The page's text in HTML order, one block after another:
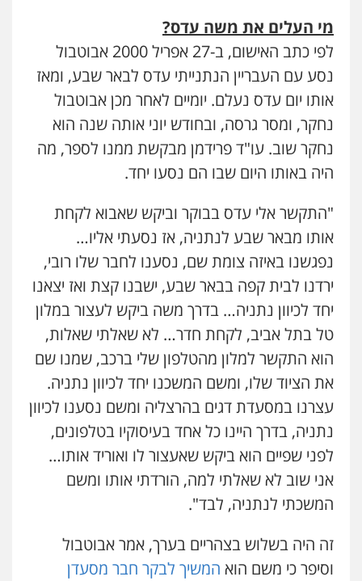
עו"ד רועי אטיאס
משפט פלילי פשיעה חמורה צווארון לבן
525043999
עו"ד אסף כהן
פלילי פשיעה חמורה סמים והימורים
מעצרים וחקירות
0526555488
עורך דין תמיר אלטיט
פלילי תעבורה
0545577862
עו"ד דרוויש נאשף
פלילי פשיעה חמורה זכויות אדם
0527448141
חליל ביאדי – משרד עורכי דין
מעצרים וחקירות
פשיעה חמורה אסירים
0509636895
עו"ד איהאב זבידאת
פלילי פשיעה חמורה
0509930581
מי העלים את משה עדס?
לפי כתב האישום, ב-27 אפריל 2000 אבוטבול
נסע עם העבריין הנתנייתי עדס לבאר שבע, ומאז
אותו יום עדס נעלם. יומיים לאחר מכן אבוטבול
נחקר, ומסר גרסה, ובחודש יוני אותה שנה הוא
נחקר שוב. עו"ד פרידמן מבקשת ממנו לספר, מה
היה באותו היום שבו הם נסעו יחד.
"התקשר אלי עדס בבוקר וביקש שאבוא לקחת
אותו מבאר שבע לנתניה, אז נסעתי אליו…
נפגשנו באיזה צומת שם, נסענו לחבר שלו רובי,
ירדנו לבית קפה בבאר שבע, ישבנו קצת ואז יצאנו
יחד לכיוון נתניה… בדרך משה ביקש לעצור במלון
טל בתל אביב, לקחת חדר… לא שאלתי שאלות,
הוא התקשר למלון מהטלפון שלי ברכב, שמנו שם
את הציוד שלו, ומשם המשכנו יחד לכיוון נתניה.
עצרנו במסעדת דגים בהרצליה ומשם נסענו לכיוון
נתניה, בדרך היינו כל אחד בעיסוקיו בטלפונים,
לפני שפיים הוא ביקש שאעצור לו ואוריד אותו…
אני שוב לא שאלתי למה, הורדתי אותו ומשם
המשכתי לנתניה, לבד".
זה היה בשלוש בצהריים בערך, אמר אבוטבול
וסיפר כי משם הוא המשיך לבקר חבר מסעדן